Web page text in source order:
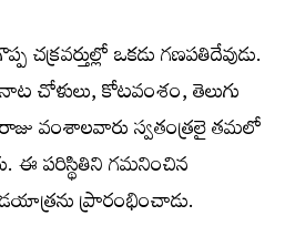
ఒకడు గణపతిదేవుడు.
చోళులు, కోటవంశం, తెలుగు
వంశాలవారు స్వతంత్రలై తమలో
ఈ పరిస్థితిని గమనించిన
ప్రారంభించాడు.